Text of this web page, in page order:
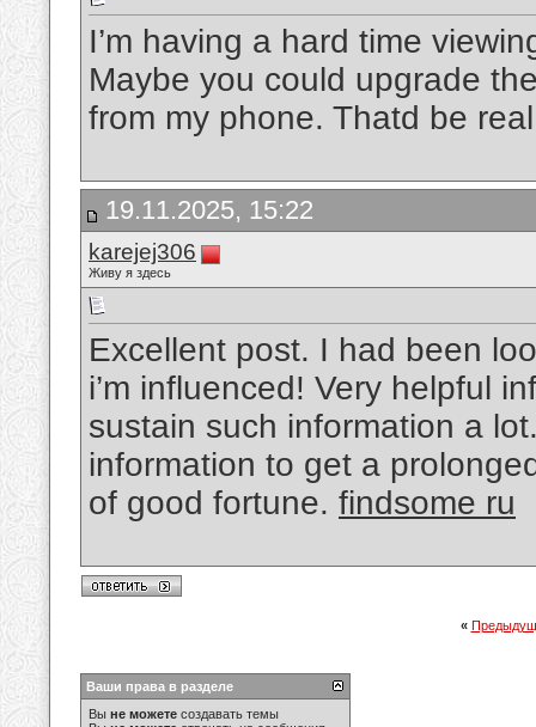
I’m having a hard time
Maybe you could upgrade
from my phone. Thatd be
19.11.2025, 15:22
karejej306
Живу я здесь
Excellent post. I had been
i’m influenced! Very helpful
sustain such information a
information to get a
of good fortune. findsome ru
«
Ваши права в разделе
Вы не можете создавать темы